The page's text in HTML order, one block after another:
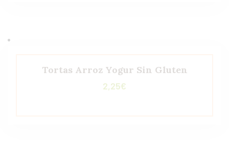
Tortas Arroz Yogur Sin Gluten
2,25€